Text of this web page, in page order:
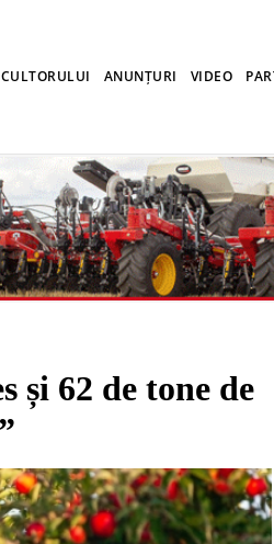
ANUNȚURI VIDEO
și 62 de tone de